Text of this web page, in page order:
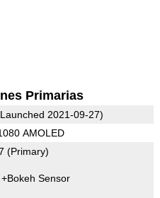
Primarias
2021-09-27)
AMOLED
(Primary)
+Bokeh Sensor